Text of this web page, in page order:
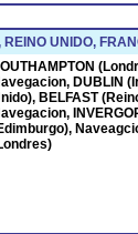
UNIDO,
DUBLIN
BELFAST